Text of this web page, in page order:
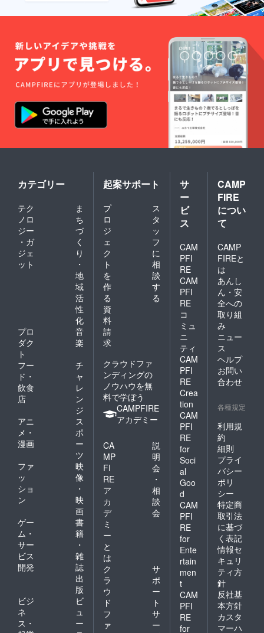
カテゴリー
テク
ノロ
ジー
・ガ
ジェ
ット
ま
ち
づ
く
り
・
地
域
活
性
化
プロ
ダク
ト
音
楽
フー
ド・
飲食
店
チ
ャ
レ
ン
ジ
アニ
メ・
漫画
ス
ポ
ー
ツ
ファ
ッ
ショ
ン
映
像
・
映
画
ゲー
ム・
サー
ビス
開発
書
籍
・
雑
誌
出
版
ビジ
ネ
ス・
ビ
ュ
ー
起案サポート
プ
ロ
ジ
ェ
ク
ト
を
作
る
ス
タ
ッ
フ
に
相
談
す
る
資
料
請
求
クラウドファ
ンディングの
ノウハウを無
料で学ぼう
CAMPFIRE
アカデミー
CA
MP
FI
RE
ア
カ
デ
ミ
ー
と
は
説
明
会
・
相
談
会
ク
ラ
ウ
ド
フ
ァ
サ
ポ
ー
ト
サ
ー
サ
ー
ビ
ス
CAM
PFI
RE
CAM
PFI
RE
コ
ミュ
ニ
ティ
CAM
PFI
RE
Crea
tion
CAM
PFI
RE
for
Soci
al
Goo
d
CAM
PFI
RE
for
Ente
rtain
men
t
CAM
PFI
RE
for
CAMP
FIRE
につい
て
CAMP
FIREと
は
あんし
ん・安
全への
取り組
み
ニュー
ス
ヘルプ
お問い
合わせ
各種規定
利用規
約
細則
プライ
バシー
ポリ
シー
特定商
取引法
に基づ
く表記
情報セ
キュリ
ティ方
針
反社基
本方針
カスタ
マーハ